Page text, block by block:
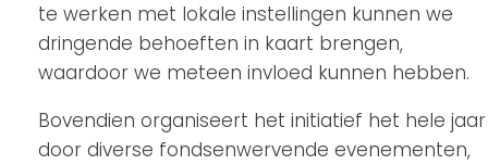
te werken met lokale instellingen kunnen we
dringende behoeften in kaart brengen,
waardoor we meteen invloed kunnen hebben.
Bovendien organiseert het initiatief het hele jaar
door diverse fondsenwervende evenementen,